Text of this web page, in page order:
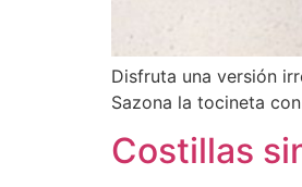
Disfruta una versión
Sazona la tocineta
Costillas